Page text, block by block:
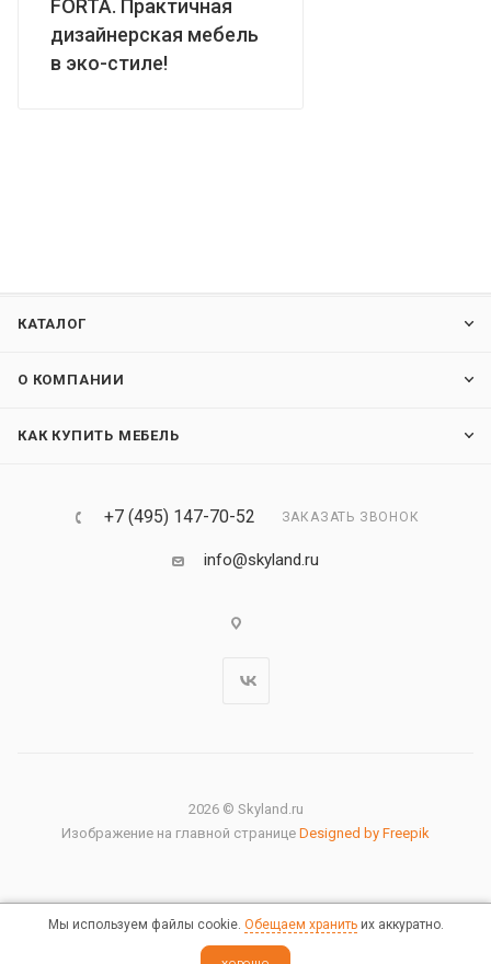
FORTA. Практичная
дизайнерская мебель
в эко-стиле!
КАТАЛОГ
О КОМПАНИИ
КАК КУПИТЬ МЕБЕЛЬ
+7 (495) 147-70-52 ЗАКАЗАТЬ ЗВОНОК
info@skyland.ru
2026 © Skyland.ru
Изображение на главной странице Designed by Freepik
Правовая информация
Мы используем файлы cookie. Обещаем хранитьих аккуратно.